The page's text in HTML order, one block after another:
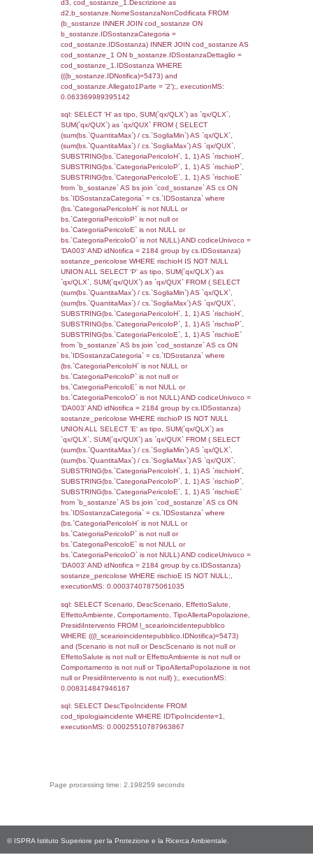
(((f_territori_limitrofi.IDNotifica)=5473) AND
((f_territori_limitrofi.IDTipoTerritorio)=6)),
0.070329904556274
sql: SELECT f_territori_limitrofi.Distanza,
f_territori_limitrofi.Direzione,
f_territori_limitrofi.Denominazione,
rofi.DescAltro FROM f_territori_limitrofi
cod_territori_tipologia ON
(f_territori_limitrofi.IDTipologiaTerritorio =
cod_territori_tipologia.IDTipologiaTerritorio)
(f_territori_limitrofi.IDTipoTerritorio =
cod_territori_tipologia.IDTerritorioTP)
(((f_territori_limitrofi.IDNotifica)=5473) AND
((f_territori_limitrofi.IDTipoTerritorio)=7)),
0.068262815475464
sql: SELECT f_territori_limitrofi.Distanza,
f_territori_limitrofi.Direzione,
f_territori_limitrofi.Denominazione,
rofi.DescAltro FROM f_territori_limitrofi
cod_territori_tipologia ON
(f_territori_limitrofi.IDTipologiaTerritorio =
cod_territori_tipologia.IDTipologiaTerritorio)
(f_territori_limitrofi.IDTipoTerritorio =
cod_territori_tipologia.IDTerritorioTP)
(((f_territori_limitrofi.IDNotifica)=5473) AND
((f_territori_limitrofi.IDTipoTerritorio)=8)),
0.067915916442871
sql: SELECT
reg_f_territori_limitrofi.Direzione,
reg_f_territori_limitrofi.Denominazione,
_limitrofi.DescAltro FROM
JOIN cod_territori_tipologia ON
(reg_f_territori_limitrofi.IDTipologiaTerritorio =
cod_territori_tipologia.IDTipologiaTerritorio)
(reg_f_territori_limitrofi.IDTipoTerritorio =
cod_territori_tipologia.IDTerritorioTP)
0.018957853317261
sql: SELECT f_territori_limitrofi.Distanza,
(f_territori_limitrofi.IDTipologiaTerritorio =
cod_territori_tipologia.IDTipologiaTerritorio)